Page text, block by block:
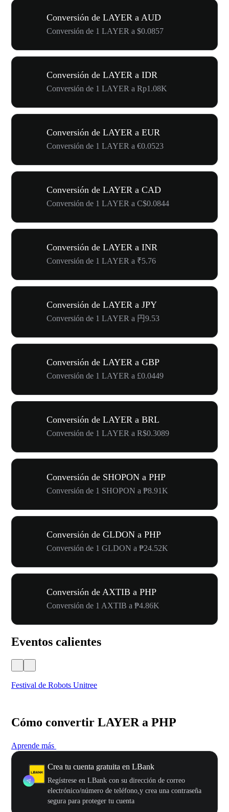
Conversión de LAYER a AUD
Conversión de 1 LAYER a $0.0857
Conversión de LAYER a IDR
Conversión de 1 LAYER a Rp1.08K
Conversión de LAYER a EUR
Conversión de 1 LAYER a €0.0523
Conversión de LAYER a CAD
Conversión de 1 LAYER a C$0.0844
Conversión de LAYER a INR
Conversión de 1 LAYER a ₹5.76
Conversión de LAYER a JPY
Conversión de 1 LAYER a 円9.53
Conversión de LAYER a GBP
Conversión de 1 LAYER a £0.0449
Conversión de LAYER a BRL
Conversión de 1 LAYER a R$0.3089
Conversión de SHOPON a PHP
Conversión de 1 SHOPON a ₱8.91K
Conversión de GLDON a PHP
Conversión de 1 GLDON a ₱24.52K
Conversión de AXTIB a PHP
Conversión de 1 AXTIB a ₱4.86K
Eventos calientes
Festival de Robots Unitree
Cómo convertir LAYER a PHP
Aprende más
Crea tu cuenta gratuita en LBank
Regístrese en LBank con su dirección de correo
electrónico/número de teléfono,y crea una contraseña
segura para proteger tu cuenta